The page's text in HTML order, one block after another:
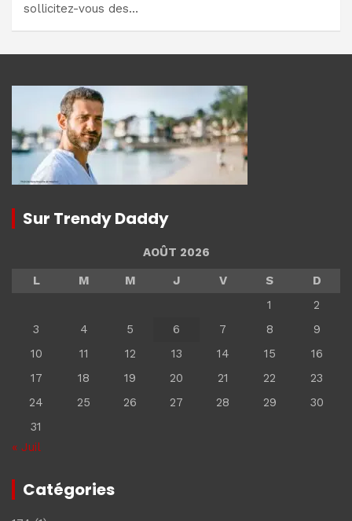
sollicitez-vous des…
Sur Trendy Daddy
AOÛT 2026
L
M M J V S
D
1
2
3
4 5 6 7 8
9
10
11 12 13 14 15
16
17
18 19 20 21 22
23
24
25 26 27 28 29
30
31
« Juil
Catégories